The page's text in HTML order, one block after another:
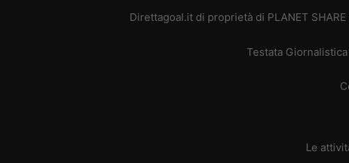
Direttagoal.it di proprietà di PLANET
Testata
Le